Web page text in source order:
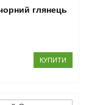
глянець
КУПИТИ